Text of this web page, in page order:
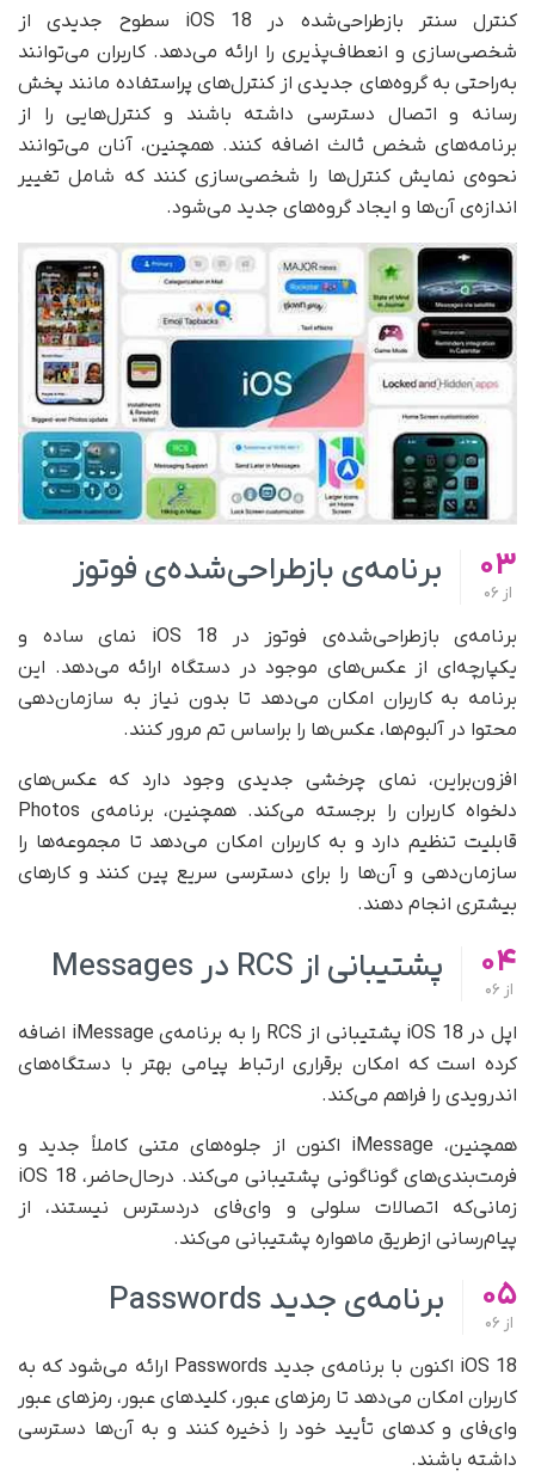
کنترل سنتر بازطراحی‌شده در iOS 18 سطوح جدیدی از
شخصی‌سازی و انعطاف‌پذیری را ارائه می‌دهد. کاربران می‌توانند
به‌راحتی به گروه‌های جدیدی از کنترل‌های پراستفاده مانند پخش
رسانه و اتصال دسترسی داشته باشند و کنترل‌هایی را از
برنامه‌های شخص ثالث اضافه کنند. همچنین، آنان می‌توانند
نحوه‌ی نمایش کنترل‌ها را شخصی‌سازی کنند که شامل تغییر
اندازه‌ی آن‌ها و ایجاد گروه‌های جدید می‌شود.
03
از
برنامه‌ی بازطراحی‌شده‌ی فوتوز
برنامه‌ی بازطراحی‌شده‌ی فوتوز در iOS 18 نمای ساده و
یکپارچه‌ای از عکس‌های موجود در دستگاه ارائه می‌دهد. این
برنامه به کاربران امکان می‌دهد تا بدون نیاز به سازمان‌دهی
محتوا در آلبوم‌ها، عکس‌ها را بر‌اساس تم مرور کنند.
افزون‌براین، نمای چرخشی جدیدی وجود دارد که عکس‌های
دلخواه کاربران را برجسته می‌کند. همچنین، برنامه‌ی Photos
قابلیت تنظیم دارد و به کاربران امکان می‌دهد تا مجموعه‌ها را
سازمان‌دهی و آن‌ها را برای دسترسی سریع پین کنند و کارهای
بیشتری انجام دهند.
04
از
پشتیبانی از RCS در Messages
اپل در iOS 18 پشتیبانی از RCS را به برنامه‌ی iMessage اضافه
کرده است که امکان برقراری ارتباط پیامی بهتر با دستگاه‌های
اندرویدی را فراهم می‌کند.
همچنین، iMessage اکنون از جلوه‌های متنی کاملاً جدید و
فرمت‌بندی‌های گوناگونی پشتیبانی می‌کند. درحال‌حاضر، iOS 18
زمانی‌که اتصالات سلولی و وای‌فای در‌دسترس نیستند، از
پیام‌رسانی از‌طریق ماهواره پشتیبانی می‌کند.
05
از
برنامه‌ی جدید Passwords
iOS 18 اکنون با برنامه‌ی جدید Passwords ارائه می‌شود که به
کاربران امکان می‌دهد تا رمزهای عبور، کلیدهای عبور، رمزهای عبور
وای‌فای و کدهای تأیید خود را ذخیره کنند و به آن‌ها دسترسی
داشته باشند.